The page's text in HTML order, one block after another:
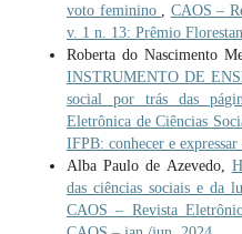
voto feminino
CAOS –
v. 1 n. 13: Prêmio
Roberta do Nascimento
INSTRUMENTO DE
social por trás das
Eletrônica de Ciências
IFPB: conhecer e
Alba Paulo de Azevedo,
das ciências sociais e da
CAOS – Revista